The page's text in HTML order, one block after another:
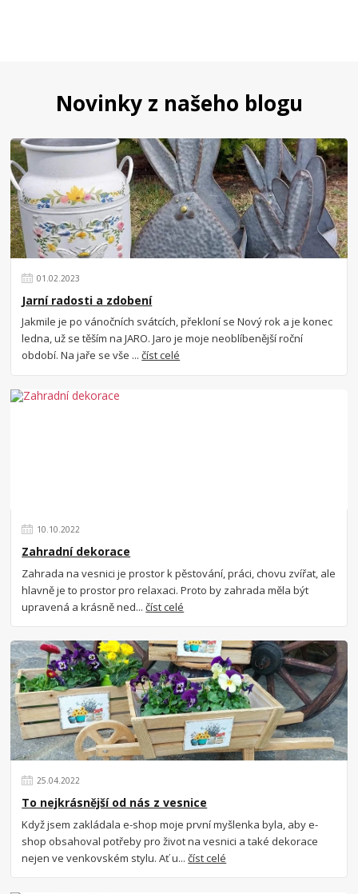
Novinky z našeho blogu
01 .02.2023
Jarní radosti a zdobení
Jakmile je po vánočních svátcích, překloní se Nový rok a je konec
ledna, už se těším na JARO. Jaro je moje neoblíbenější roční
období. Na jaře se vše ...číst celé
10.10.2022
Zahradní dekorace
Zahrada na vesnici je prostor k pěstování, práci, chovu zvířat, ale
hlavně je to prostor pro relaxaci. Proto by zahrada měla být
upravená a krásně ned...číst celé
25.04.2022
To nejkrásnější od nás z vesnice
Když jsem zakládala e-shop moje první myšlenka byla, aby e-
shop obsahoval potřeby pro život na vesnici a také dekorace
nejen ve venkovském stylu. Ať u...číst celé